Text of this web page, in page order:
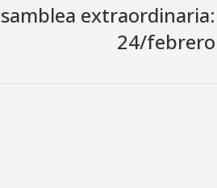
extraordinaria:
24/febrero